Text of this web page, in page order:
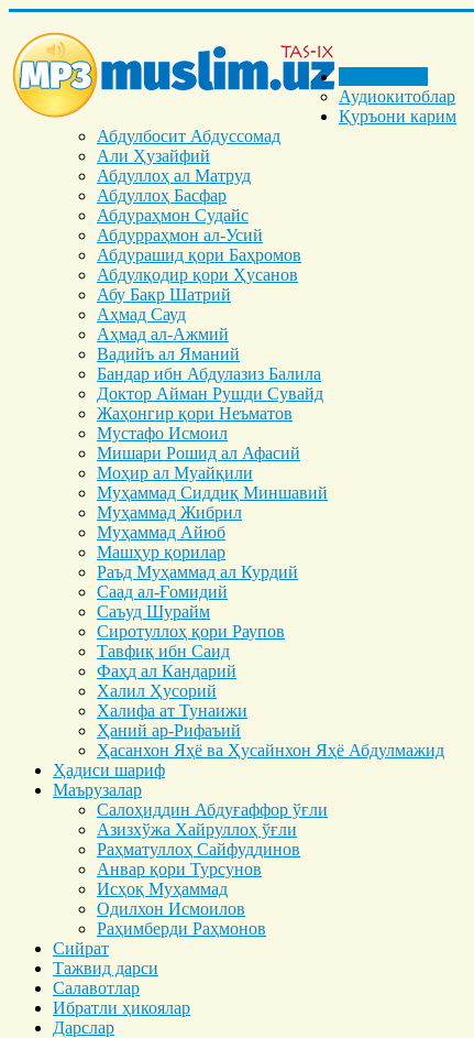
Аудиокитоблар
Қуръони карим
Абдулбосит Абдуссомад
Али Ҳузайфий
Абдуллоҳ ал Матруд
Абдуллоҳ Басфар
Абдураҳмон Судайс
Абдурраҳмон ал-Усий
Абдурашид қори Баҳромов
Абдулқодир қори Ҳусанов
Абу Бакр Шатрий
Аҳмад Сауд
Аҳмад ал-Ажмий
Вадийъ ал Яманий
Бандар ибн Абдулазиз Балила
Доктор Айман Рушди Сувайд
Жаҳонгир қори Неъматов
Мустафо Исмоил
Мишари Рошид ал Афасий
Моҳир ал Муайқили
Муҳаммад Cиддиқ Миншавий
Муҳаммад Жибрил
Муҳаммад Айюб
Машҳур қорилар
Раъд Муҳаммад ал Курдий
Саад ал-Ғомидий
Саъуд Шурайм
Сиротуллоҳ қори Раупов
Тавфиқ ибн Саид
Фаҳд ал Кандарий
Халил Ҳусорий
Халифа ат Тунаижи
Ҳаний ар-Рифаъий
Ҳасанхон Яҳё ва Ҳусайнхон Яҳё Абдулмажид
Ҳадиси шариф
Маърузалар
Салоҳиддин Абдуғаффор ўғли
Азизхўжа Хайруллоҳ ўғли
Раҳматуллоҳ Сайфуддинов
Анвар қори Турсунов
Исҳоқ Муҳаммад
Одилхон Исмоилов
Раҳимберди Раҳмонов
Сийрат
Тажвид дарси
Салавотлар
Ибратли ҳикоялар
Дарслар